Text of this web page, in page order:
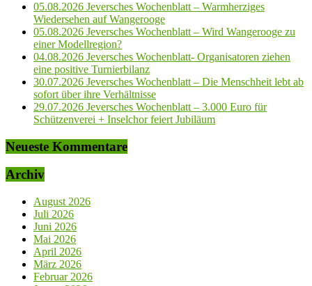
05.08.2026 Jeversches Wochenblatt – Warmherziges
Wiedersehen auf Wangerooge
05.08.2026 Jeversches Wochenblatt – Wird Wangerooge zu
einer Modellregion?
04.08.2026 Jeversches Wochenblatt- Organisatoren ziehen
eine positive Turnierbilanz
30.07.2026 Jeversches Wochenblatt – Die Menschheit lebt ab
sofort über ihre Verhältnisse
29.07.2026 Jeversches Wochenblatt – 3.000 Euro für
Schützenverei + Inselchor feiert Jubiläum
Neueste Kommentare
Archiv
August 2026
Juli 2026
Juni 2026
Mai 2026
April 2026
März 2026
Februar 2026